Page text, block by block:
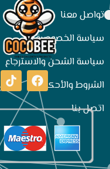
تواصل معنا
سياسة الخصوصية
سياسة الشحن والاسترجاع
الشروط والأحكام
اتصل بنا